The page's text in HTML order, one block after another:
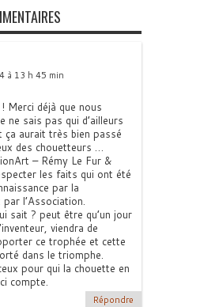
à 13 h 45 min
Merci déjà que nous
ne sais pas qui d’ailleurs
ça aurait très bien passé
des chouetteurs …
– Rémy Le Fur &
les faits qui ont été
par la
l’Association.
sait ? peut être qu’un jour
viendra de
ce trophée et cette
dans le triomphe.
pour qui la chouette en
compte.
Répondre